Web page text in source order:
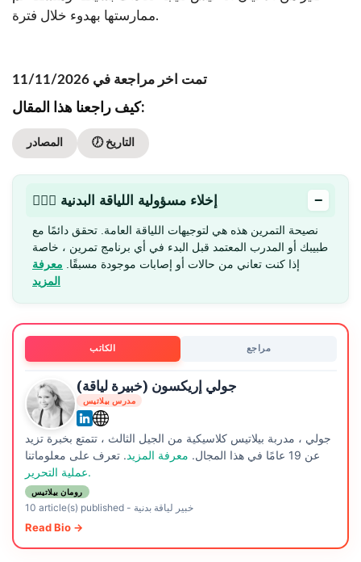
ممارستها بهدوء خلال فترة.
تمت اخر مراجعة في 11/11/2026
كيف راجعنا هذا المقال:
المصادر 🕖 التاريخ
🏋🏻‍♂️ إخلاء مسؤولية اللياقة البدنية −
نصيحة التمرين هذه هي لتوجيهات اللياقة العامة. تحقق دائمًا مع
طبيبك أو المدرب المعتمد قبل البدء في أي برنامج تمرين ، خاصة
إذا كنت تعاني من حالات أو إصابات موجودة مسبقًا. معرفة
المزيد
الكاتب مراجع
جولي إريكسون (خبيرة لياقة)
مدرس بيلاتيس
جولي ، مدربة بيلاتيس كلاسيكية من الجيل الثالث ، تتمتع بخبرة تزيد
عن 19 عامًا في هذا المجال.
معرفة المزيد. تعرف على معلوماتنا
عملية التحرير.
رومان بيلاتيس
10 article(s) published- خبير لياقة بدنية
Read Bio →